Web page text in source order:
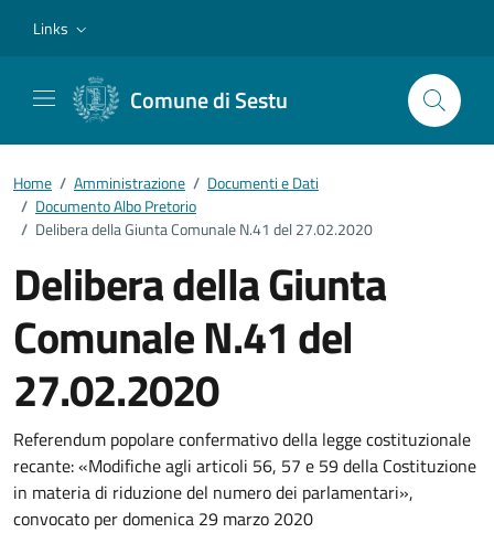
Links
Comune di Sestu
Home / Amministrazione / Documenti e Dati
/ Documento Albo Pretorio
/ Delibera della Giunta Comunale N.41 del 27.02.2020
Delibera della Giunta
Comunale N.41 del
27.02.2020
Dettagli del documento
Referendum popolare confermativo della legge costituzionale
recante: «Modifiche agli articoli 56, 57 e 59 della Costituzione
in materia di riduzione del numero dei parlamentari»,
convocato per domenica 29 marzo 2020